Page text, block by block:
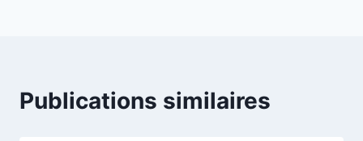
Publications similaires